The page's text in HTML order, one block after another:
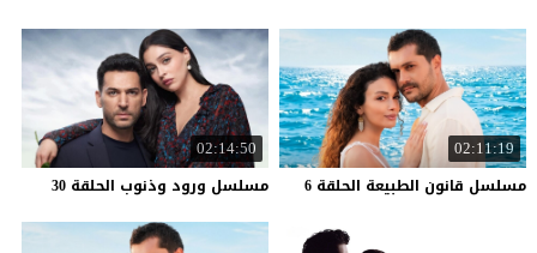
02:11:19
مسلسل قانون الطبيعة الحلقة 6
02:14:50
مسلسل ورود وذنوب الحلقة 30